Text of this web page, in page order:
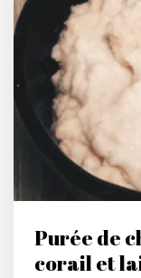
Purée de
corail et